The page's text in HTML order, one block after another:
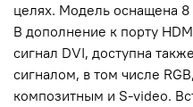
целях. Модель оснащена
В дополнение к порту
сигнал DVI, доступна
сигналом, в том числе
композитным и S-video.